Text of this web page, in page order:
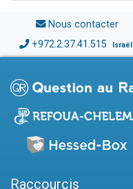
Nous contacter
+972.2.37.41.515 Israël
Raccourcis